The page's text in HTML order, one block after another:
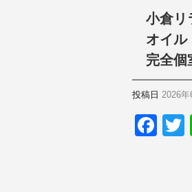
小倉
オイ
完全
投稿日 2026年
F